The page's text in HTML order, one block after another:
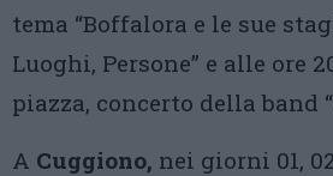
tema “Boffalora e le sue
Luoghi, Persone” e alle ore
piazza, concerto della band
A Cuggiono, nei giorni 01,